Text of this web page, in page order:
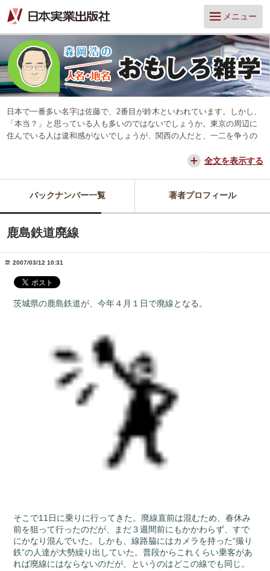
メニュー
日本で一番多い名字は佐藤で、2番目が鈴木といわれています。しかし、
「本当？」と思っている人も多いのではないでしょうか。東京の周辺に
住んでいる人は違和感がないでしょうが、関西の人だと、一二を争うの
交通が便利になって、東京からだと、離島や山中を除いてほとんどの所
思っています。
全文を表示する
バックナンバー一覧 著者プロフィール
鹿島鉄道廃線
2007/03/12 10:31
茨城県の鹿島鉄道が、今年４月１日で廃線となる。
そこで11日に乗りに行ってきた。廃線直前は混むため、春休み
前を狙って行ったのだが、まだ３週間前にもかかわらず、すで
にかなり混んでいた。しかも、線路脇にはカメラを持った“撮り
鉄”の人達が大勢繰り出していた。普段からこれくらい乗客があ
れば廃線にはならないのだが、というのはどこの線でも同じ。